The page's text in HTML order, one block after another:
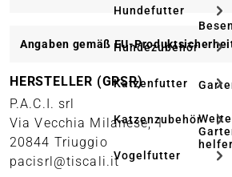
Hundefutter
Hundezubehör
Katzenfutter
Katzenzubehör
Vogelfutter
helfer
Angaben gemäß EU-
HERSTELLER (GPSR)
P.A.C.I. srl
Via Vecchia Milanese, 1
20844 Triuggio
pacisrl@tiscali.it